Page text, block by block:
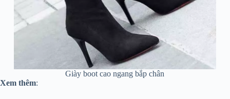
Giày boot cao ngang bắp chân
Xem thêm: